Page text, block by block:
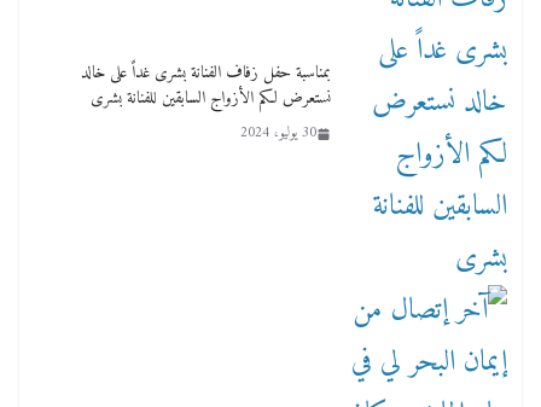
بمناسبة حفل زفاف الفنانة بشرى غداً على خالد
نستعرض لكم الأزواج السابقين للفنانة بشرى
30 يوليو، 2024